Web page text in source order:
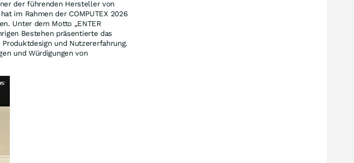
der führenden Hersteller von
im Rahmen der COMPUTEX 2026
Unter dem Motto „ENTER
Bestehen präsentierte das
und Nutzererfahrung.
und Würdigungen von